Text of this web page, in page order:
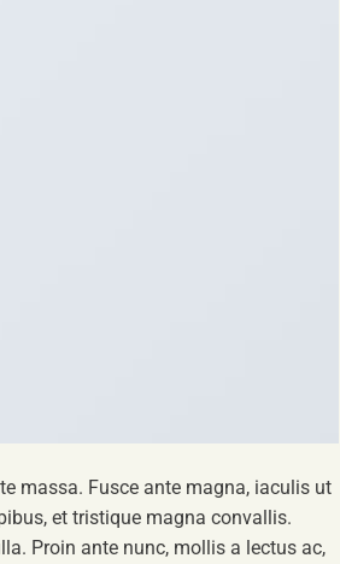
massa. Fusce ante magna, iaculis ut
et tristique magna convallis.
Proin ante nunc, mollis a lectus ac,